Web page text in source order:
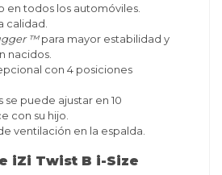
en todos los automóviles.
calidad.
™para mayor estabilidad y
nacidos.
con 4 posiciones
se puede ajustar en 10
con su hijo.
ventilación en la espalda.
iZi Twist B i-Size